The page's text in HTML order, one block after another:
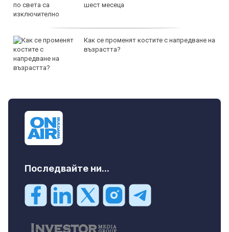
шест месеца
Как се променят костите с напредване на
възрастта?
Последвайте ни...